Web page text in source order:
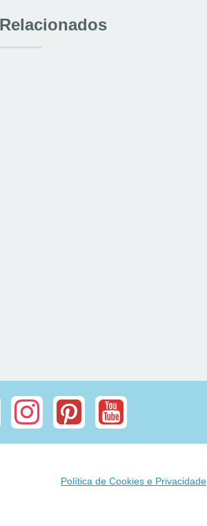
Política de Cookies e Privacidade